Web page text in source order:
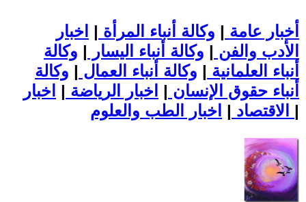
أخبار عامة | وكالة أنباء المرأة | اخبار
الأدب والفن | وكالة أنباء اليسار | وكالة
أنباء العلمانية | وكالة أنباء العمال | وكالة
أنباء حقوق الإنسان | اخبار الرياضة | اخبار
الاقتصاد | |